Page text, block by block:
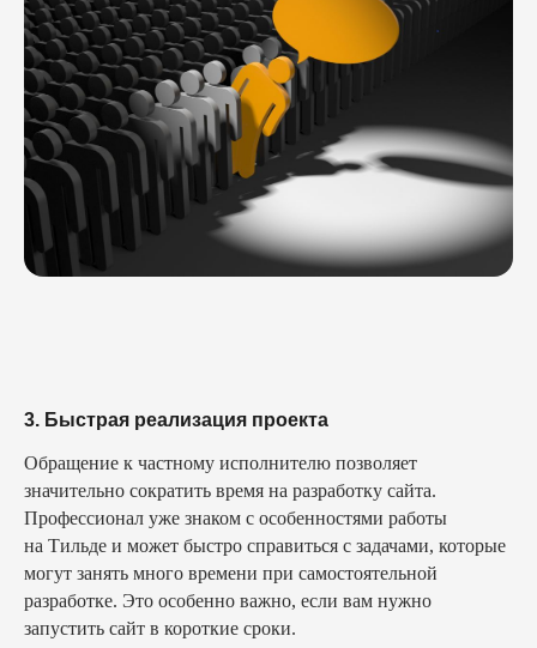
3. Быстрая реализация проекта
Обращение к частному исполнителю позволяет
значительно сократить время на разработку сайта.
Профессионал уже знаком с особенностями работы
на Тильде и может быстро справиться с задачами, которые
могут занять много времени при самостоятельной
разработке. Это особенно важно, если вам нужно
запустить сайт в короткие сроки.